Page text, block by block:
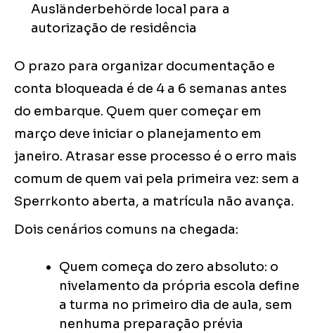
Ausländerbehörde local para a
autorização de residência
O prazo para organizar documentação e
conta bloqueada é de 4 a 6 semanas antes
do embarque. Quem quer começar em
março deve iniciar o planejamento em
janeiro. Atrasar esse processo é o erro mais
comum de quem vai pela primeira vez: sem a
Sperrkonto aberta, a matrícula não avança.
Dois cenários comuns na chegada:
Quem começa do zero absoluto: o
nivelamento da própria escola define
a turma no primeiro dia de aula, sem
nenhuma preparação prévia